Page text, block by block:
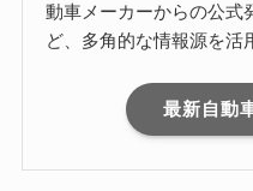
動車メーカーからの公式
ど、多角的な情報源を活
最新自動